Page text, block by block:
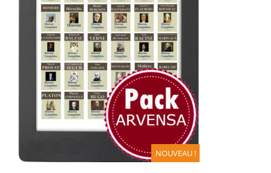
NOUVEAU !
AJOUTER AU PANIER / DÉTAILS